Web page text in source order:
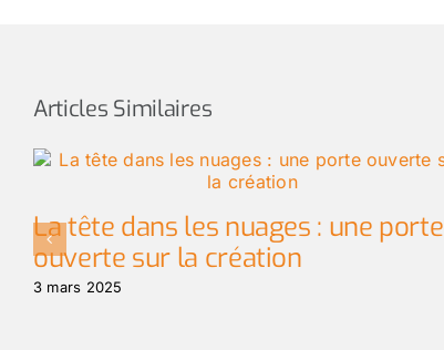
Articles Similaires
La tête dans les nuages : une porte
ouverte sur la création
3 mars 2025